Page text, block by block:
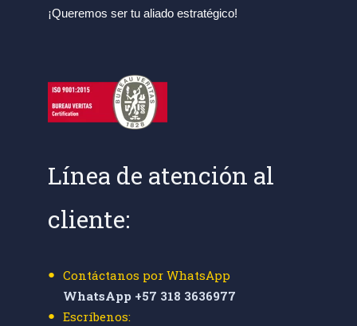
¡Queremos ser tu aliado estratégico!
Línea de atención al
cliente:
Contáctanos por WhatsApp
WhatsApp +57 318 3636977
Escríbenos: